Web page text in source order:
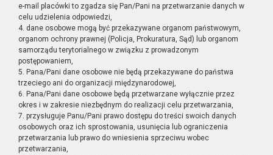
e-mail placówki to zgadza się Pan/Pani na przetwarzanie danych w
celu udzielenia odpowiedzi,
4. dane osobowe mogą być przekazywane organom państwowym,
organom ochrony prawnej (Policja, Prokuratura, Sąd) lub organom
samorządu terytorialnego w związku z prowadzonym
postępowaniem,
5. Pana/Pani dane osobowe nie będą przekazywane do państwa
trzeciego ani do organizacji międzynarodowej,
6. Pana/Pani dane osobowe będą przetwarzane wyłącznie przez
okres i w zakresie niezbędnym do realizacji celu przetwarzania,
7. przysługuje Panu/Pani prawo dostępu do treści swoich danych
osobowych oraz ich sprostowania, usunięcia lub ograniczenia
przetwarzania lub prawo do wniesienia sprzeciwu wobec
przetwarzania,